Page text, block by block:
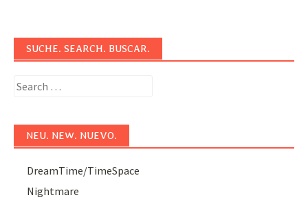
SUCHE. SEARCH. BUSCAR.
Search
NEU. NEW. NUEVO.
DreamTime/TimeSpace
Nightmare